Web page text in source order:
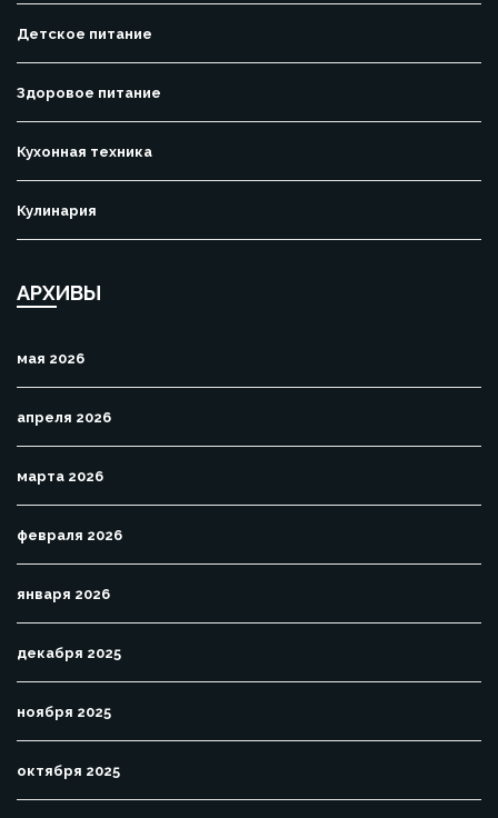
Детское питание
Здоровое питание
Кухонная техника
Кулинария
АРХИВЫ
мая 2026
апреля 2026
марта 2026
февраля 2026
января 2026
декабря 2025
ноября 2025
октября 2025